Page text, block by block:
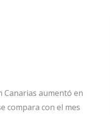
Canarias aumentó en
compara con el mes